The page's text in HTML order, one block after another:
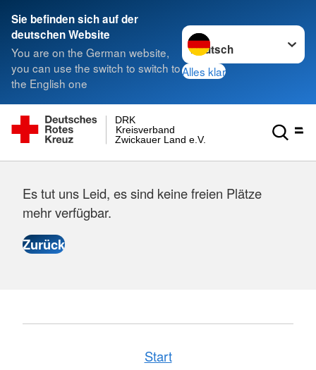
Sie befinden sich auf der
deutschen Website
You are on the German website,
you can use the switch to switch to
the English one
Sprache wechseln zu
Alles klar
Zwickauer Land e.V.
Kreisverband
DRK
Es tut uns Leid, es sind keine freien Plätze
mehr verfügbar.
Start